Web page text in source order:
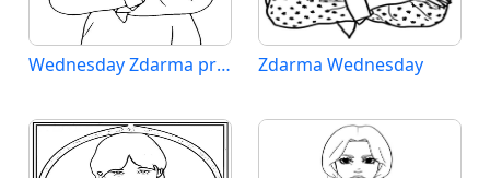
Wednesday Zdarma pro Děti Zdarma Wednesday